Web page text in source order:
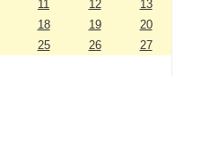
11 12
13
18 19
20
25 26
27